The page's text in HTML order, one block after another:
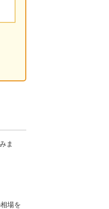
ま
場を